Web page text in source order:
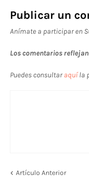
Publicar un
Anímate a participar en
Los comentarios
Puedes consultaraquíla
Artículo Anterior